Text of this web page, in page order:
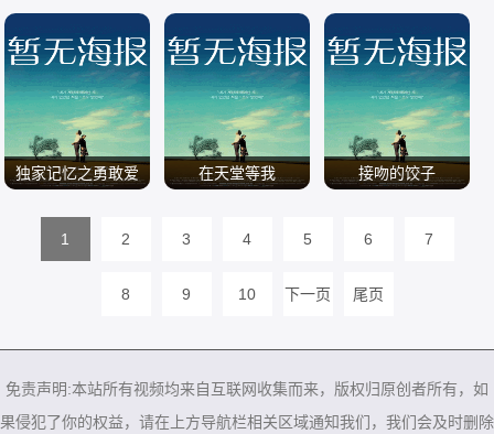
/ / /
独家记忆之勇敢爱 在天堂等我 接吻的饺子
1 2 3 4 5 6 7
8 9 10 下一页 尾页
免责声明:本站所有视频均来自互联网收集而来，版权归原创者所有，如
果侵犯了你的权益，请在上方导航栏相关区域通知我们，我们会及时删除